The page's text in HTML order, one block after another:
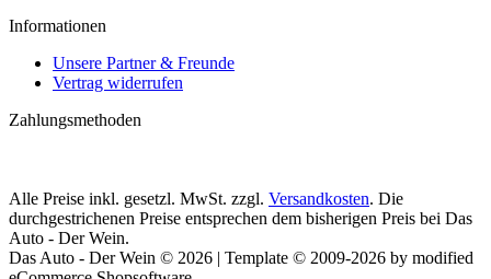
Informationen
Unsere Partner & Freunde
Vertrag widerrufen
Zahlungsmethoden
Alle Preise inkl. gesetzl. MwSt. zzgl. Versandkosten. Die
durchgestrichenen Preise entsprechen dem bisherigen Preis bei Das
Auto - Der Wein.
Das Auto - Der Wein © 2026 | Template © 2009-2026 by modified